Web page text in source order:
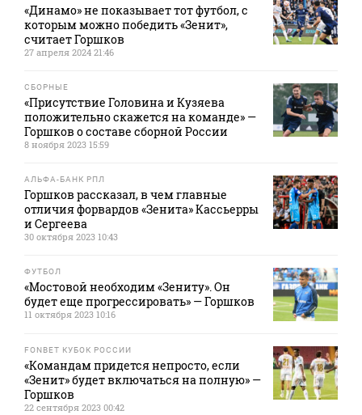
«Динамо» не показывает тот футбол, с
которым можно победить «Зенит»,
считает Горшков
27 апреля 2024 21:46
СБОРНЫЕ
«Присутствие Головина и Кузяева
положительно скажется на команде» —
Горшков о составе сборной России
8 ноября 2023 15:59
АЛЬФА-БАНК РПЛ
Горшков рассказал, в чем главные
отличия форвардов «Зенита» Кассьерры
и Сергеева
30 октября 2023 10:43
ФУТБОЛ
«Мостовой необходим «Зениту». Он
будет еще прогрессировать» — Горшков
11 октября 2023 10:16
FONBET КУБОК РОССИИ
«Командам придется непросто, если
«Зенит» будет включаться на полную» —
Горшков
22 сентября 2023 00:42